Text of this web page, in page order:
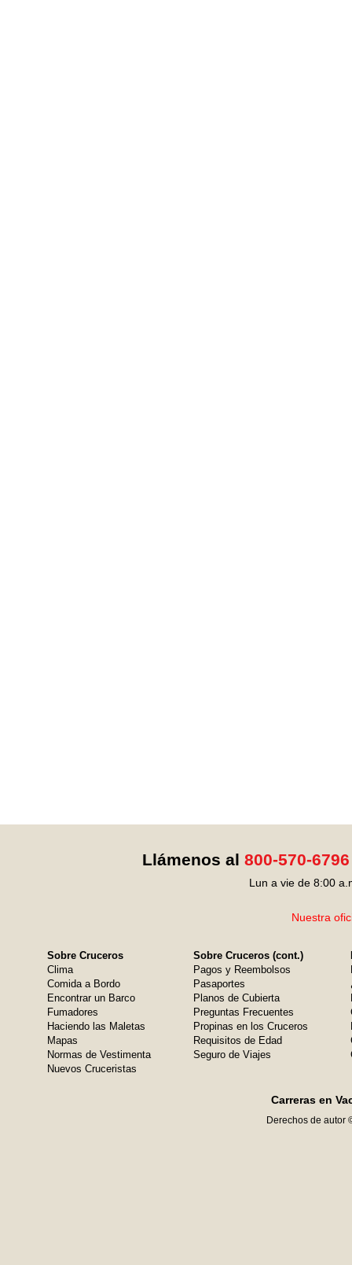
Llámenos al 800-570-6796
Lun a vie de 8:00
Nuestra
Sobre Cruceros
Clima
Comida a Bordo
Encontrar un Barco
Fumadores
Haciendo las Maletas
Mapas
Normas de Vestimenta
Nuevos Cruceristas
Sobre Cruceros (cont.)
Pagos y Reembolsos
Pasaportes
Planos de Cubierta
Preguntas Frecuentes
Propinas en los Cruceros
Requisitos de Edad
Seguro de Viajes
Carreras en
Derechos de autor